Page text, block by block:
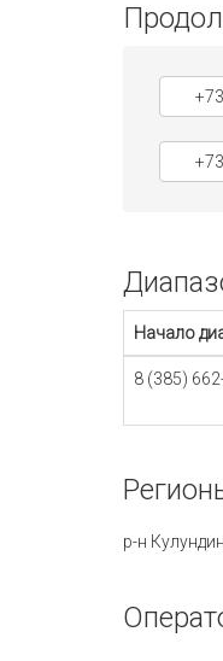
Начало
8 (385)
р-н